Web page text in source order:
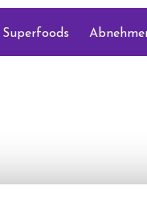
Superfoods